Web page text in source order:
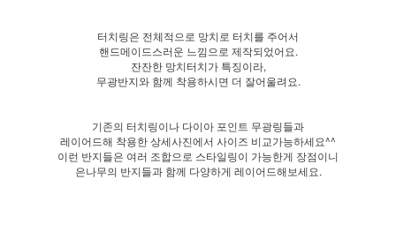
터치링은 전체적으로 망치로 터치를 주어서
핸드메이드스러운 느낌으로 제작되었어요.
잔잔한 망치터치가 특징이라,
무광반지와 함께 착용하시면 더 잘어울려요.
기존의 터치링이나 다이아 포인트 무광링들과
레이어드해 착용한 상세사진에서 사이즈 비교가능하세요^^
이런 반지들은 여러 조합으로 스타일링이 가능한게 장점이니
은나무의 반지들과 함께 다양하게 레이어드해보세요.